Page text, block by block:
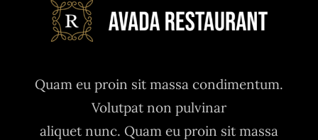
Quam eu proin sit massa condimentum.
Volutpat non pulvinar
aliquet nunc. Quam eu proin sit massa